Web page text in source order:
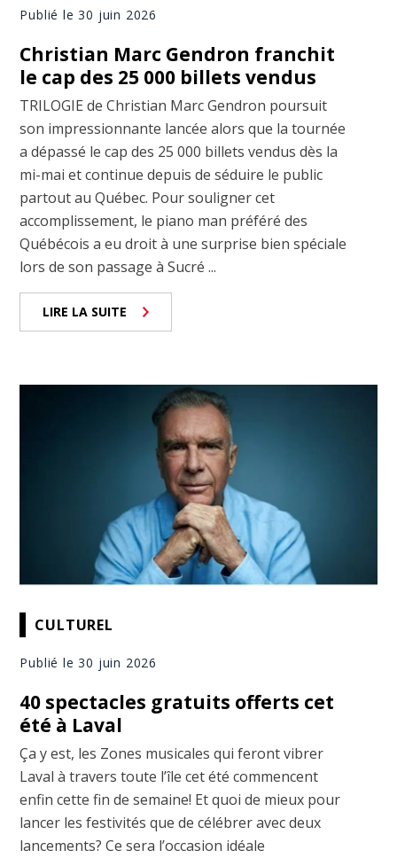
Publié le 30 juin 2026
Christian Marc Gendron franchit
le cap des 25 000 billets vendus
TRILOGIE de Christian Marc Gendron poursuit
son impressionnante lancée alors que la tournée
a dépassé le cap des 25 000 billets vendus dès la
mi-mai et continue depuis de séduire le public
partout au Québec. Pour souligner cet
accomplissement, le piano man préféré des
Québécois a eu droit à une surprise bien spéciale
lors de son passage à Sucré ...
LIRE LA SUITE
CULTUREL
Publié le 30 juin 2026
40 spectacles gratuits offerts cet
été à Laval
Ça y est, les Zones musicales qui feront vibrer
Laval à travers toute l’île cet été commencent
enfin cette fin de semaine! Et quoi de mieux pour
lancer les festivités que de célébrer avec deux
lancements? Ce sera l’occasion idéale